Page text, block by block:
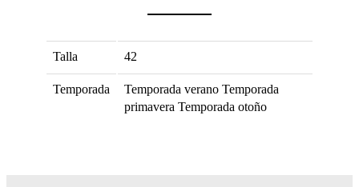
Talla 42
Temporada Temporada verano Temporada
primavera Temporada otoño